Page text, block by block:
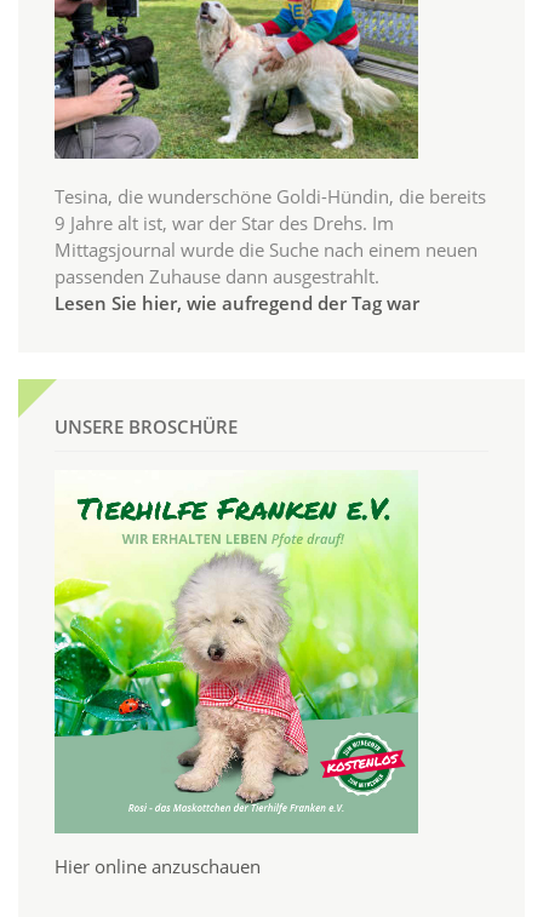
Tesina, die wunderschöne Goldi-Hündin, die bereits
9 Jahre alt ist, war der Star des Drehs. Im
Mittagsjournal wurde die Suche nach einem neuen
passenden Zuhause dann ausgestrahlt.
Lesen Sie hier, wie aufregend der Tag war
UNSERE BROSCHÜRE
Hier online anzuschauen